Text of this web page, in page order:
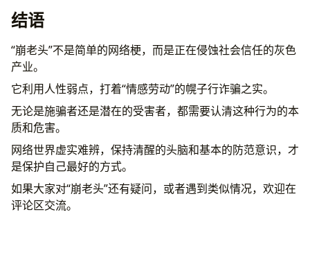
结语
“崩老头”不是简单的网络梗，而是正在侵蚀社会信任的灰色
产业。
它利用人性弱点，打着“情感劳动”的幌子行诈骗之实。
无论是施骗者还是潜在的受害者，都需要认清这种行为的本
质和危害。
网络世界虚实难辨，保持清醒的头脑和基本的防范意识，才
是保护自己最好的方式。
如果大家对“崩老头”还有疑问，或者遇到类似情况，欢迎在
评论区交流。